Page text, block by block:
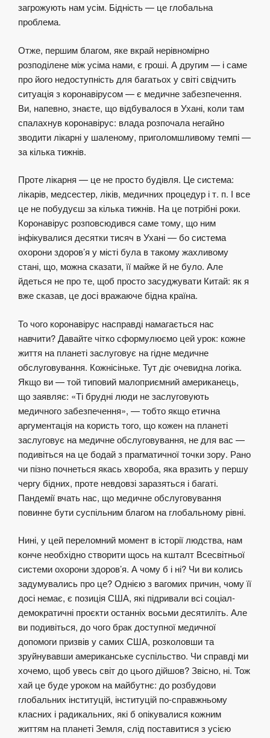
загрожують нам усім. Бідність — це глобальна
проблема.
Отже, першим благом, яке вкрай нерівномірно
розподілене між усіма нами, є гроші. А другим — і саме
про його недоступність для багатьох у світі свідчить
ситуація з коронавірусом — є медичне забезпечення.
Ви, напевно, знаєте, що відбувалося в Ухані, коли там
спалахнув коронавірус: влада розпочала негайно
зводити лікарні у шаленому, приголомшливому темпі —
за кілька тижнів.
Проте лікарня — це не просто будівля. Це система:
лікарів, медсестер, ліків, медичних процедур і т. п. І все
це не побудуєш за кілька тижнів. На це потрібні роки.
Коронавірус розповсюдився саме тому, що ним
інфікувалися десятки тисяч в Ухані — бо система
охорони здоров’я у місті була в такому жахливому
стані, що, можна сказати, її майже й не було. Але
йдеться не про те, щоб просто засуджувати Китай: як я
вже сказав, це досі вражаюче бідна країна.
То чого коронавірус насправді намагається нас
навчити? Давайте чітко сформулюємо цей урок: кожне
життя на планеті заслуговує на гідне медичне
обслуговування. Кожнісіньке. Тут діє очевидна логіка.
Якщо ви — той типовий малоприємний американець,
що заявляє: «Ті брудні люди не заслуговують
медичного забезпечення», — тобто якщо етична
аргументація на користь того, що кожен на планеті
заслуговує на медичне обслуговування, не для вас —
подивіться на це бодай з прагматичної точки зору. Рано
чи пізно почнеться якась хвороба, яка вразить у першу
чергу бідних, проте невдовзі заразяться і багаті.
Пандемії вчать нас, що медичне обслуговування
повинне бути суспільним благом на глобальному рівні.
Нині, у цей переломний момент в історії людства, нам
конче необхідно створити щось на кшталт Всесвітньої
системи охорони здоров’я. А чому б і ні? Чи ви колись
задумувались про це? Однією з вагомих причин, чому її
досі немає, є позиція США, які підривали всі соціал-
демократичні проєкти останніх восьми десятиліть. Але
ви подивіться, до чого брак доступної медичної
допомоги призвів у самих США, розколовши та
зруйнувавши американське суспільство. Чи справді ми
хочемо, щоб увесь світ до цього дійшов? Звісно, ні. Тож
хай це буде уроком на майбутнє: до розбудови
глобальних інституцій, інституцій по-справжньому
класних і радикальних, які б опікувалися кожним
життям на планеті Земля, слід поставитися з усією